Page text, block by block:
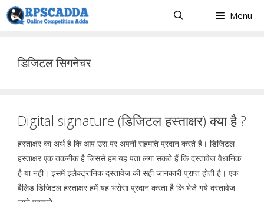
Skip
to
Menu
डिजिटल सिगनेचर
Digital signature (डिजिटल हस्ताक्षर) क्या है ?
हस्ताक्षर का अर्थ है कि आप उस पर अपनी सहमति प्रदान करते है। डिजिटल
हस्ताक्षर एक तकनीक है जिससे हम यह पता लगा सकते हैं कि दस्तावेज वैधानिक
है या नहीं। इसमें इलैक्ट्रानिक दस्तावेज की सही जानकारी प्राप्त होती है। एक
बैलिड डिजिटल हस्ताक्षर हमें यह भरोसा प्रदान करता है कि भेजे गये दस्तावेज